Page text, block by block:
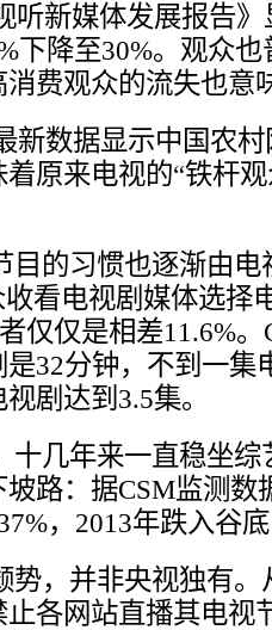
听新媒体发展报告
下降至30%。观众
费观众的流失也意
新数据显示中国农
原来电视的“铁杆
目的习惯也逐渐由
看电视剧媒体选择
仅仅是相差11.6%
32分钟，不到一集
剧达到3.5集。
十几年来一直稳坐
路：据CSM监测数
，2013年跌入谷
势，并非央视独有
各网站直播其电视